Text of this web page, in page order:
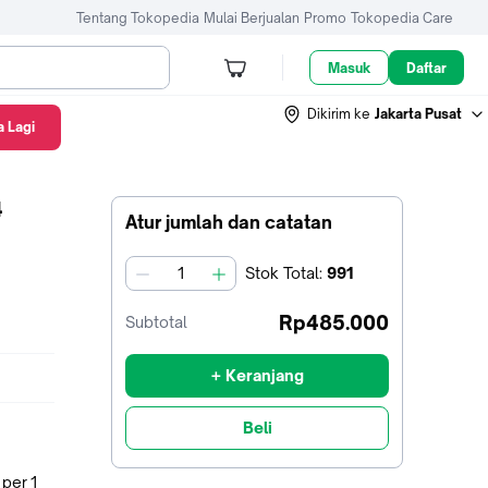
Tentang Tokopedia Mulai Berjualan Promo Tokopedia Care
Masuk Daftar
Dikirim ke Jakarta Pusat
Atur jumlah dan catatan
jumlah Stok Total: 991
Subtotal Rp485.000
+ Keranjang
Beli
Lagi